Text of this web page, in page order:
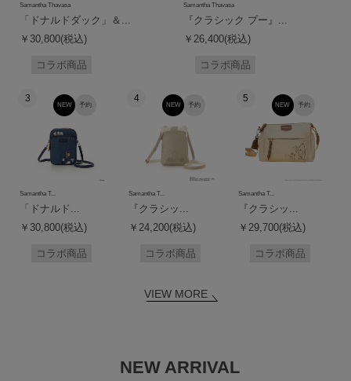
Samantha Thavasa
「ドナルドダック」＆...
￥30,800(税込)
コラボ商品
Samantha Thavasa
『クラシック プー』...
￥26,400(税込)
コラボ商品
3
予約
NEW
Samantha T...
「ドナルド...
￥30,800(税込)
コラボ商品
4
予約
NEW
Samantha T...
『クラシッ...
￥24,200(税込)
コラボ商品
5
予約
NEW
Samantha T...
『クラシッ...
￥29,700(税込)
コラボ商品
VIEW MORE
NEW ARRIVAL